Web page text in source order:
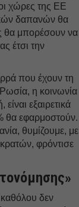
χώρες της ΕΕ
δαπανών θα
θα μπορέσουν να
έτσι την
που έχουν τη
η κοινωνία
εξαιρετικά
θα εφαρμοστούν.
θυμίζουμε, με
φρόντισε
δεν